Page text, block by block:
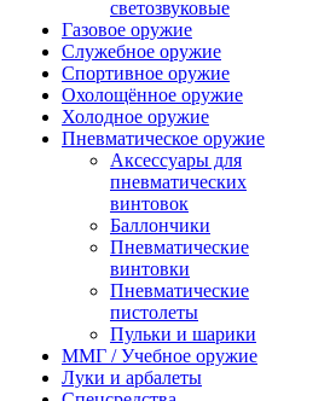
светозвуковые
Газовое оружие
Служебное оружие
Спортивное оружие
Охолощённое оружие
Холодное оружие
Пневматическое оружие
Аксессуары для
пневматических
винтовок
Баллончики
Пневматические
винтовки
Пневматические
пистолеты
Пульки и шарики
ММГ / Учебное оружие
Луки и арбалеты